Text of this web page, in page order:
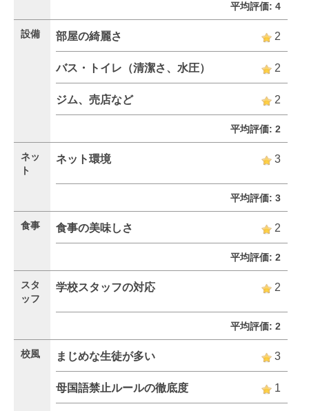
平均評価: 4
設備 部屋の綺麗さ 2
バス・トイレ（清潔さ、水圧） 2
ジム、売店など 2
平均評価: 2
ネッ
ト
ネット環境 3
平均評価: 3
食事 食事の美味しさ 2
平均評価: 2
スタ
ッフ
学校スタッフの対応 2
平均評価: 2
校風 まじめな生徒が多い 3
母国語禁止ルールの徹底度 1